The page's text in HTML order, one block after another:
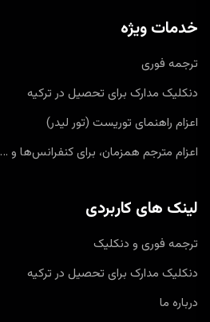
خدمات ویژه
ترجمه فوری
دنکلیک مدارک برای تحصیل در ترکیه
اعزام راهنمای توریست (تور لیدر)
اعزام مترجم همزمان، برای کنفرانس‌ها و …
لینک های کاربردی
ترجمه فوری و دنکلیک
دنکلیک مدارک برای تحصیل در ترکیه
درباره ما